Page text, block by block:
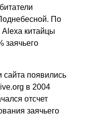
По
китайцы
заячьего
сайта появились
в 2004
отсчет
заячьего